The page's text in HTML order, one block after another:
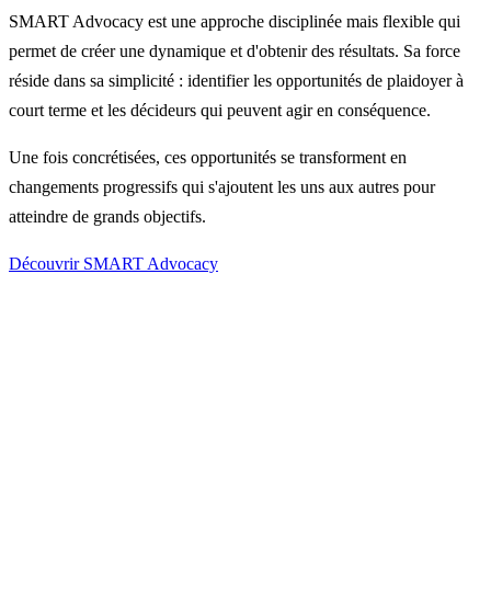
SMART Advocacy est une approche disciplinée mais flexible qui
permet de créer une dynamique et d'obtenir des résultats. Sa force
réside dans sa simplicité : identifier les opportunités de plaidoyer à
court terme et les décideurs qui peuvent agir en conséquence.
Une fois concrétisées, ces opportunités se transforment en
changements progressifs qui s'ajoutent les uns aux autres pour
atteindre de grands objectifs.
Découvrir SMART Advocacy